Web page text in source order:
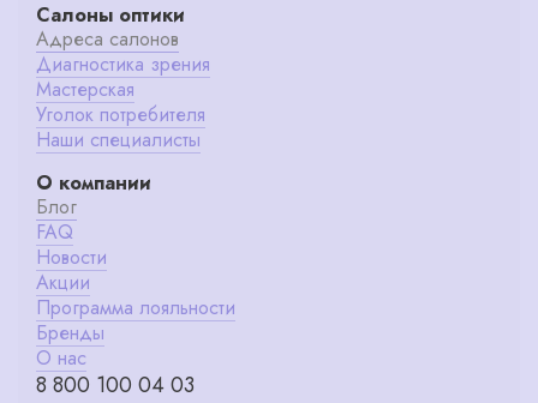
Салоны оптики
Адреса салонов
Диагностика зрения
Мастерская
Уголок потребителя
Наши специалисты
О компании
Блог
FAQ
Новости
Акции
Программа лояльности
Бренды
О нас
8 800 100 04 03